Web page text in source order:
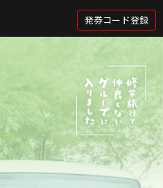
発券コード登録